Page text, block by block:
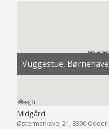
Vuggestue, Børnehave
Midgård
Østermarksvej 21, 8300 Odder